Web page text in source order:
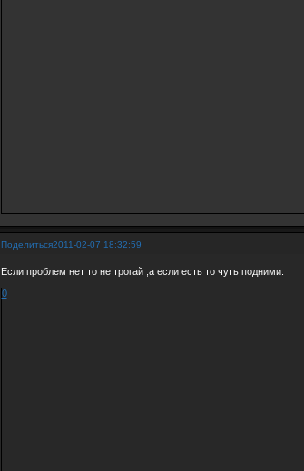
Поделиться2011-02-07 18:32:59
Если проблем нет то не трогай ,а если есть то чуть подними.
0